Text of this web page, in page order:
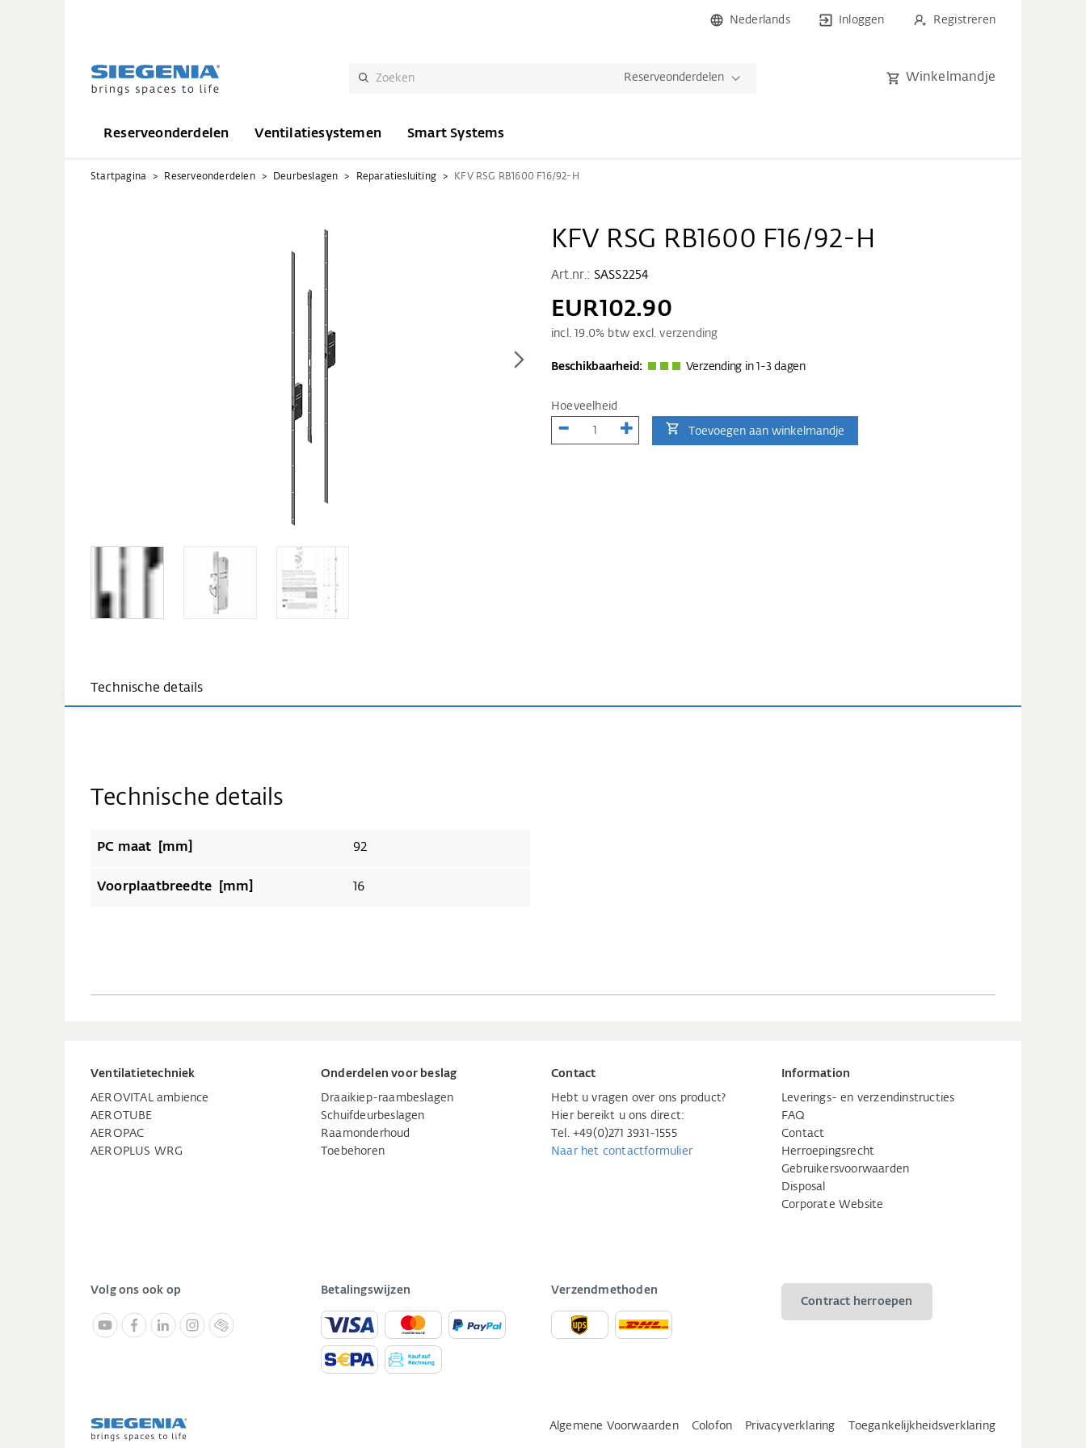
Nederlands Inloggen Registreren
Reserveonderdelen Winkelmandje
Reserveonderdelen Ventilatiesystemen Smart Systems
Startpagina Reserveonderdelen Deurbeslagen Reparatiesluiting KFV RSG RB1600 F16/92-H
KFV RSG RB1600 F16/92-H
Art.nr.: SASS2254
EUR102.90
incl. 19.0% btw excl.verzending
Beschikbaarheid: Verzending in 1-3 dagen
Hoeveelheid
Toevoegen aan winkelmandje
Technische details
Technische details
PC maat [mm] 92
Voorplaatbreedte [mm] 16
Ventilatietechniek
AEROVITAL ambience
AEROTUBE
AEROPAC
AEROPLUS WRG
Onderdelen voor beslag
Draaikiep-raambeslagen
Schuifdeurbeslagen
Raamonderhoud
Toebehoren
Contact
Hebt u vragen over ons product?
Hier bereikt u ons direct:
Tel. +49(0)271 3931-1555
Naar het contactformulier
Information
Leverings- en verzendinstructies
FAQ
Contact
Herroepingsrecht
Gebruikersvoorwaarden
Disposal
Corporate Website
Volg ons ook op Betalingswijzen
Verzendmethoden
Contract herroepen
Algemene Voorwaarden Colofon Privacyverklaring Toegankelijkheidsverklaring